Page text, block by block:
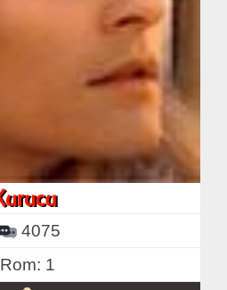
4075
Rom: 1